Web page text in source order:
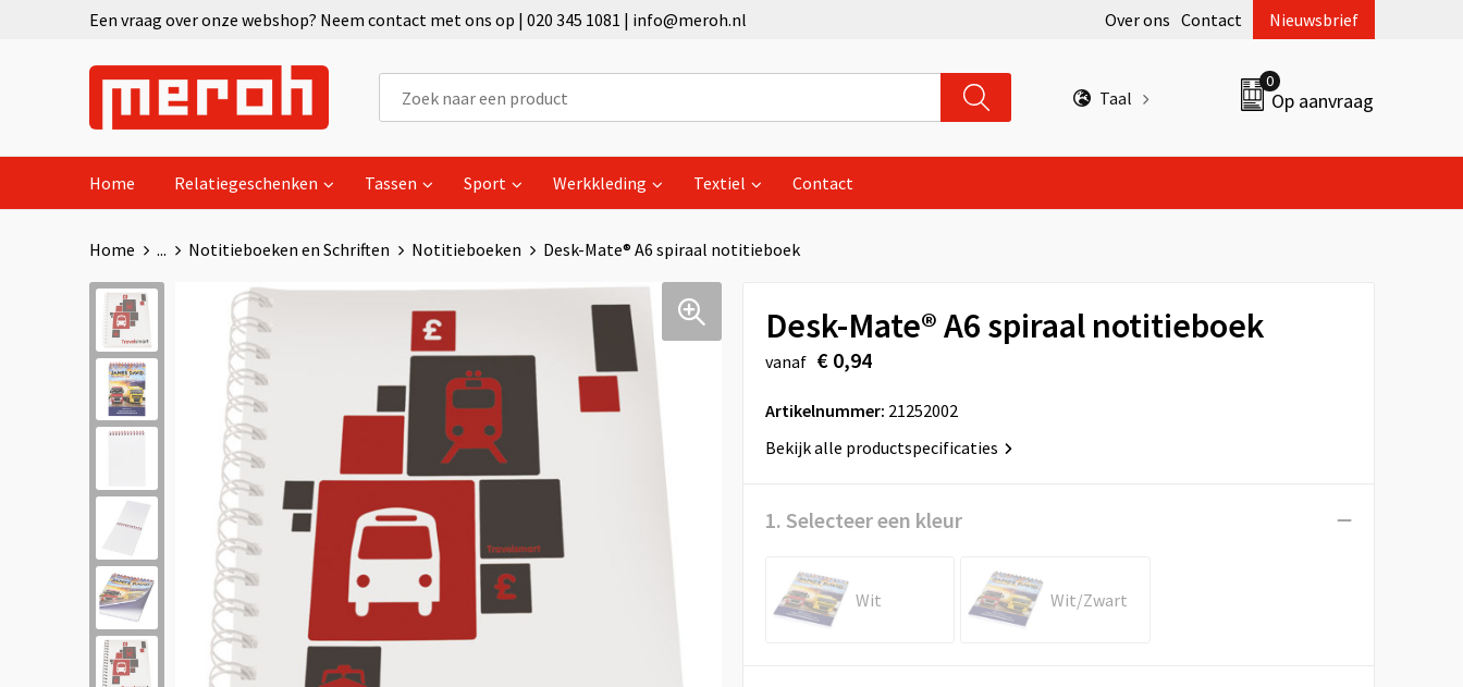
Een vraag over onze webshop? Neem contact met ons op | 020 345 1081 | info@meroh.nl Over ons Contact Nieuwsbrief
Taal
0
Op aanvraag
Home Relatiegeschenken Tassen Sport Werkkleding Textiel Contact
Home ... Notitieboeken en Schriften Notitieboeken Desk-Mate® A6 spiraal notitieboek
Desk-Mate® A6 spiraal notitieboek
vanaf € 0,94
Artikelnummer: 21252002
Bekijk alle productspecificaties
1. Selecteer een kleur
Wit Wit/Zwart